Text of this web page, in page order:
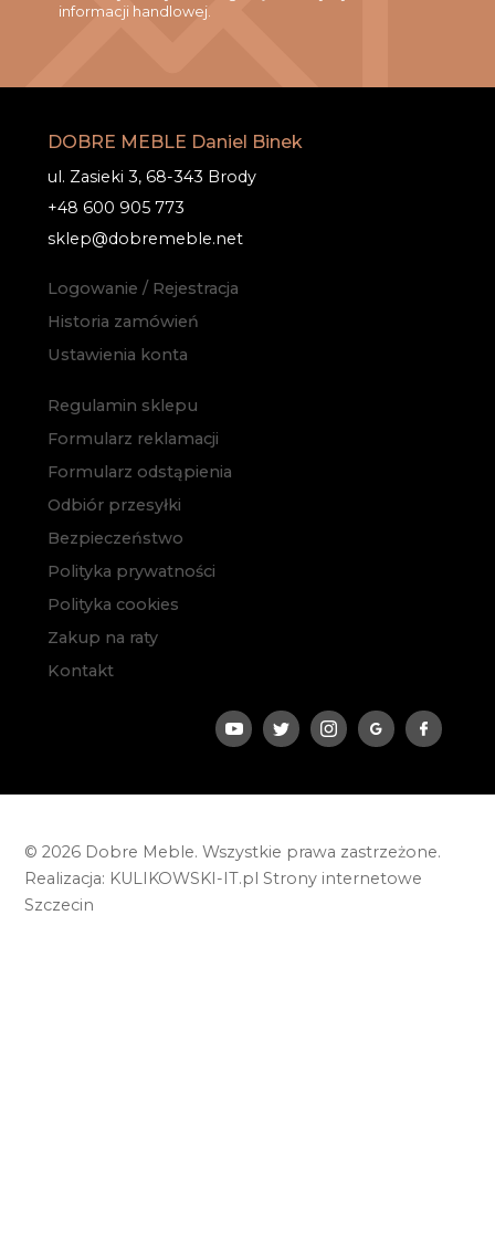
informacji handlowej.
DOBRE MEBLE Daniel Binek
ul. Zasieki 3, 68-343 Brody
+48 600 905 773
sklep@dobremeble.net
Logowanie / Rejestracja
Historia zamówień
Ustawienia konta
Regulamin sklepu
Formularz reklamacji
Formularz odstąpienia
Odbiór przesyłki
Bezpieczeństwo
Polityka prywatności
Polityka cookies
Zakup na raty
Kontakt
© 2026 Dobre Meble. Wszystkie prawa zastrzeżone.
Realizacja: KULIKOWSKI-IT.pl Strony internetowe
Szczecin